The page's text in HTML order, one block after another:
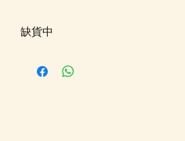
缺貨中
記"在恢復供應時通知我"，系統會